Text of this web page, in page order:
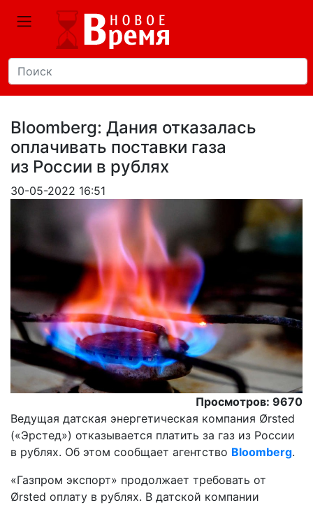
Bloomberg: Дания отказалась
оплачивать поставки газа
из России в рублях
30-05-2022 16:51
Просмотров: 9670
Ведущая датская энергетическая компания Ørsted
(«Эрстед») отказывается платить за газ из России
в рублях. Об этом сообщает агентство Bloomberg.
«Газпром экспорт» продолжает требовать от
Ørsted оплату в рублях. В датской компании